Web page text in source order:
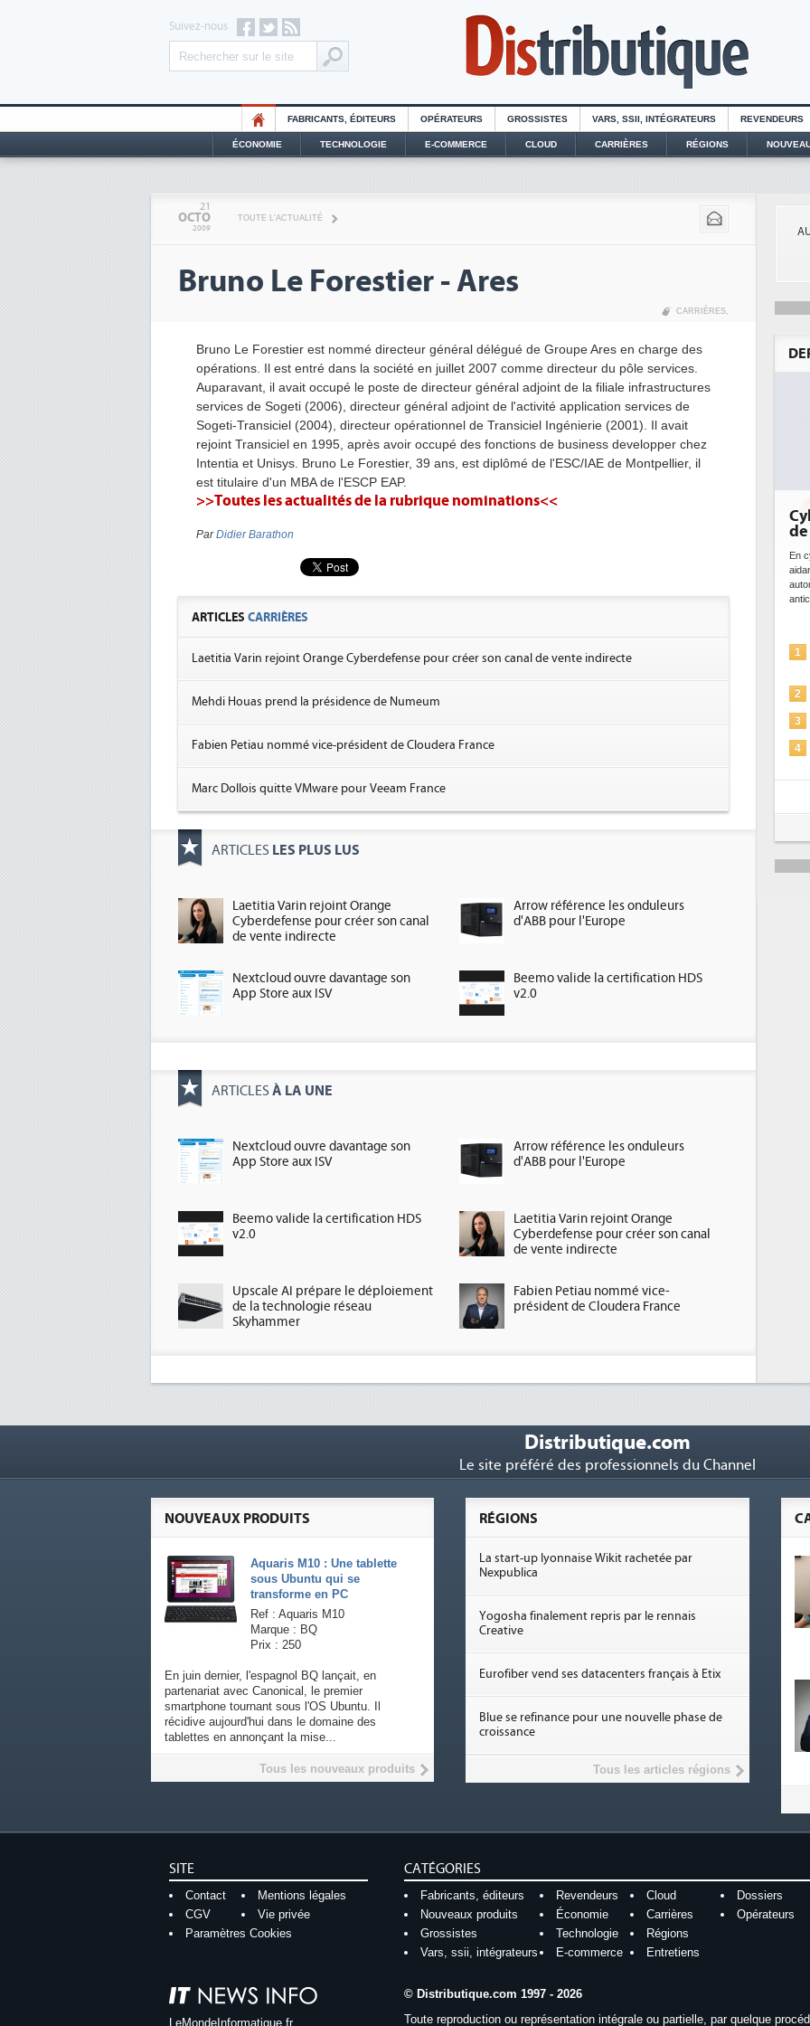
Suivez-nous
FABRICANTS, ÉDITEURS OPÉRATEURS GROSSISTES VARS, SSII, INTÉGRATEURS REVENDEURS
ÉCONOMIE TECHNOLOGIE E-COMMERCE CLOUD CARRIÈRES RÉGIONS
21
OCTO
2009
TOUTE L'ACTUALITÉ
Bruno Le Forestier - Ares
CARRIÈRES,
Bruno Le Forestier est nommé directeur général délégué de Groupe Ares en charge des
opérations. Il est entré dans la société en juillet 2007 comme directeur du pôle services.
Auparavant, il avait occupé le poste de directeur général adjoint de la filiale infrastructures
services de Sogeti (2006), directeur général adjoint de l'activité application services de
Sogeti-Transiciel (2004), directeur opérationnel de Transiciel Ingénierie (2001). Il avait
rejoint Transiciel en 1995, après avoir occupé des fonctions de business developper chez
Intentia et Unisys. Bruno Le Forestier, 39 ans, est diplômé de l'ESC/IAE de Montpellier, il
est titulaire d'un MBA de l'ESCP EAP.
>>Toutes les actualités de la rubrique nominations<<
ParDidier Barathon
ARTICLES CARRIÈRES
Laetitia Varin rejoint Orange Cyberdefense pour créer son canal de vente indirecte
Mehdi Houas prend la présidence de Numeum
Fabien Petiau nommé vice-président de Cloudera France
Marc Dollois quitte VMware pour Veeam France
ARTICLES LES PLUS LUS
Laetitia Varin rejoint Orange
Cyberdefense pour créer son canal
de vente indirecte
Arrow référence les onduleurs
d'ABB pour l'Europe
Nextcloud ouvre davantage son
App Store aux ISV
Beemo valide la certification HDS
v2.0
ARTICLES À LA UNE
Nextcloud ouvre davantage son
App Store aux ISV
Arrow référence les onduleurs
d'ABB pour l'Europe
Beemo valide la certification HDS
v2.0
Laetitia Varin rejoint Orange
Cyberdefense pour créer son canal
de vente indirecte
Upscale AI prépare le déploiement
de la technologie réseau
Skyhammer
Fabien Petiau nommé vice-
président de Cloudera France
L'IA, déjà bien présente dans les
solutions de sécurité et...
Sécuriser les IA par l'IA
ce
2
6
Distributique.com
Le site préféré des professionnels du Channel
NOUVEAUX PRODUITS
Aquaris M10 : Une tablette
sous Ubuntu qui se
transforme en PC
Ref : Aquaris M10
Marque : BQ
Prix : 250
En juin dernier, l'espagnol BQ lançait, en
partenariat avec Canonical, le premier
smartphone tournant sous l'OS Ubuntu. Il
récidive aujourd'hui dans le domaine des
tablettes en annonçant la mise...
Tous les nouveaux produits
RÉGIONS
La start-up lyonnaise Wikit rachetée par
Nexpublica
Yogosha finalement repris par le rennais
Creative
Eurofiber vend ses datacenters français à Etix
Blue se refinance pour une nouvelle phase de
croissance
Tous les articles régions
SITE
Contact
Mentions légales
CGV
Vie privée
Paramètres Cookies
CATÉGORIES
Fabricants, éditeurs Revendeurs Cloud
Dossiers
Nouveaux produits
Économie Carrières
Opérateurs
Grossistes
Technologie
Régions
Vars, ssii, intégrateurs
E-commerce Entretiens
LeMondeInformatique.fr
© Distributique.com 1997 - 2026
Toute reproduction ou représentation intégrale ou partielle, par quelque